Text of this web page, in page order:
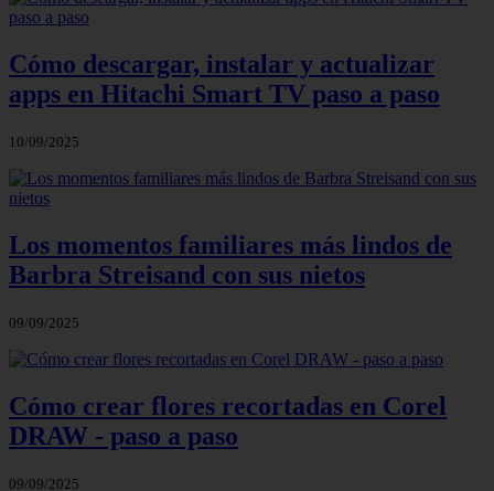
Cómo descargar, instalar y actualizar
apps en Hitachi Smart TV paso a paso
10/09/2025
Los momentos familiares más lindos de
Barbra Streisand con sus nietos
09/09/2025
Cómo crear flores recortadas en Corel
DRAW - paso a paso
09/09/2025